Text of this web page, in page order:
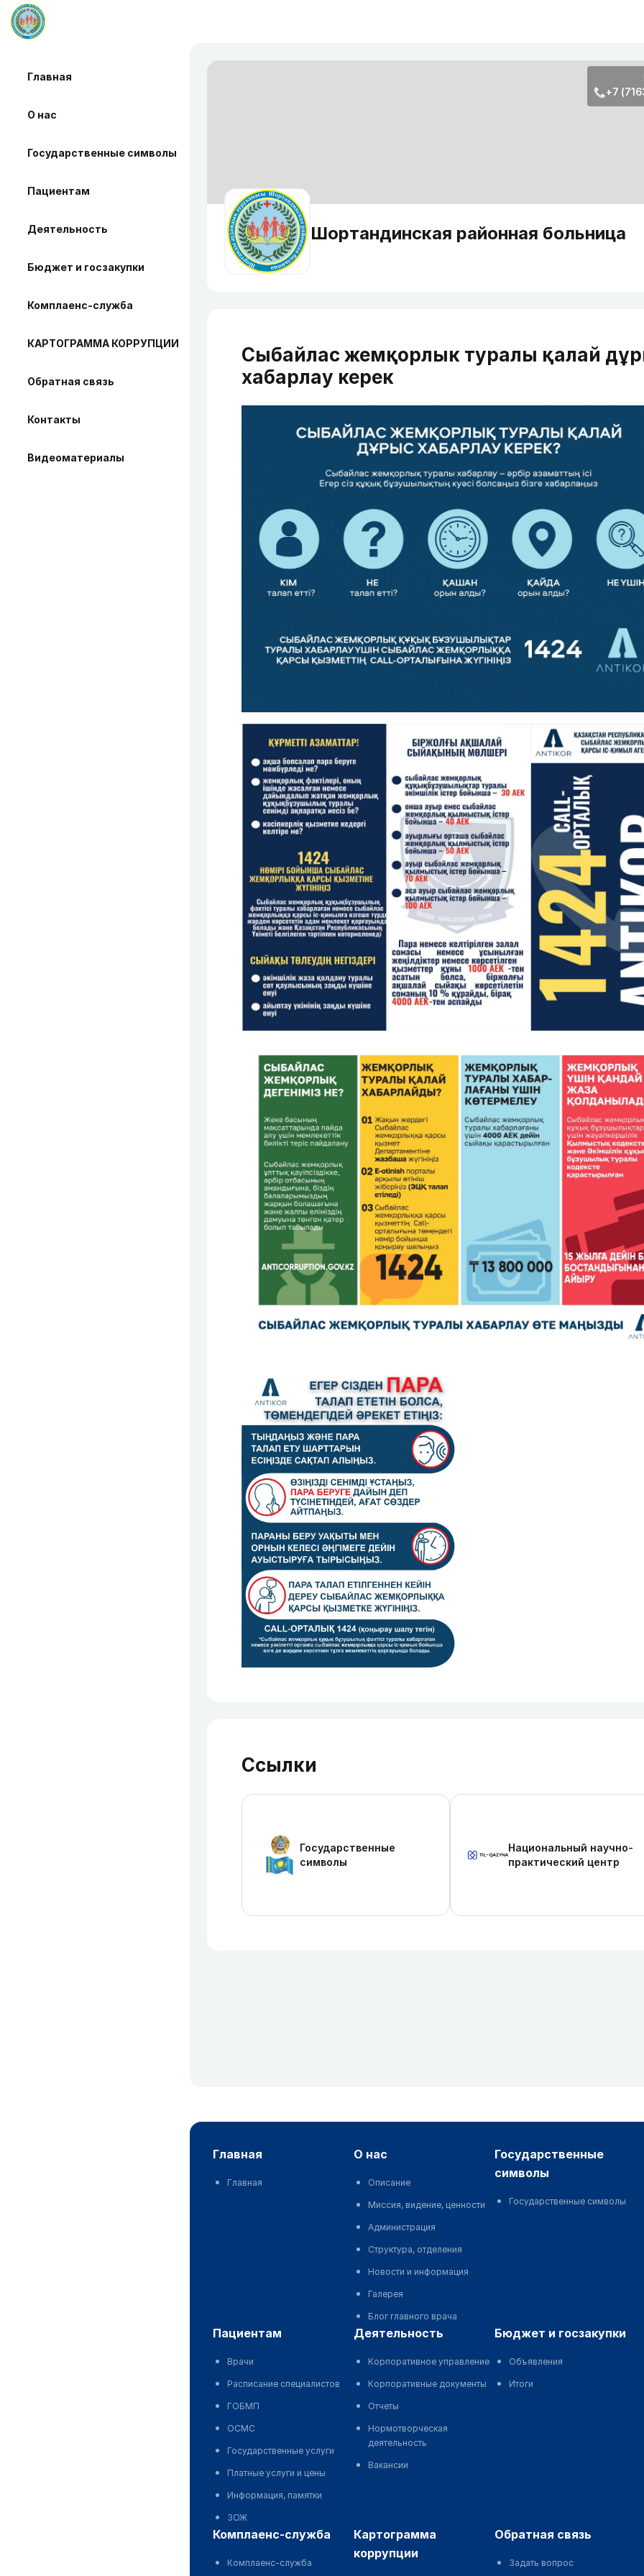
Главная
О нас
Государственные символы
Пациентам
Деятельность
Бюджет и госзакупки
Комплаенс-служба
КАРТОГРАММА КОРРУПЦИИ
Обратная связь
Контакты
Видеоматериалы
+7
Шортандинская районная больница
Сыбайлас жемқорлык туралы қалай
хабарлау керек
Ссылки
Государственные
символы
Национальный научно-
практический центр
главная
Главная
о нас
Описание
Миссия, видение, ценности
Администрация
Структура, отделения
Новости и информация
Галерея
Блог главного врача
государственные
символы
Государственные символы
пациентам
Врачи
Расписание специалистов
ГОБМП
ОСМС
Государственные услуги
Платные услуги и цены
Информация, памятки
ЗОЖ
деятельность
Корпоративное управление
Корпоративные документы
Отчеты
Нормотворческая
деятельность
Вакансии
бюджет и госзакупки
Объявления
Итоги
комплаенс-служба
Комплаенс-служба
картограмма
коррупции
обратная связь
Задать вопрос